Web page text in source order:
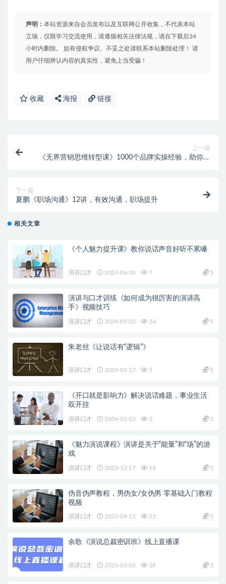
声明： 本站资源来自会员发布以及互联网公开收集，不代表本站
立场，仅限学习交流使用，请遵循相关法律法规，请在下载后24
小时内删除。 如有侵权争议、不妥之处请联系本站删除处理！ 请
用户仔细辨认内容的真实性，避免上当受骗！
收藏 海报 链接
上一篇
《无界营销思维转型课》1000个品牌实操经验，助你销
下一篇
夏鹏《职场沟通》12讲，有效沟通，职场提升
相关文章
《个人魅力提升课》教你说话声音好听不累嗓
演讲口才 2024-06-30 7 5
演讲与口才训练《如何成为很厉害的演讲高
手》视频技巧
演讲口才 2024-03-02 24 5
朱老丝《让说话有“逻辑”》
演讲口才 2024-01-17 5 5
《开口就是影响力》解决说话难题，事业生活
双开挂
演讲口才 2024-01-03 3 5
《魅力演说课程》演讲是关于“能量”和“场”的游
戏
演讲口才 2023-12-17 16 5
伪音伪声教程，男伪女/女伪男 零基础入门教程
视频
演讲口才 2023-04-15 25 5
余歌《演说总裁密训班》线上直播课
演讲口才 2023-03-02 39 5